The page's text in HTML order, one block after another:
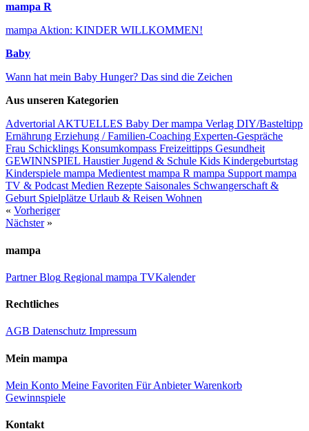
mampa R
mampa Aktion: KINDER WILLKOMMEN!
Baby
Wann hat mein Baby Hunger? Das sind die Zeichen
Aus unseren Kategorien
Advertorial AKTUELLES Baby Der mampa Verlag DIY/Basteltipp
Ernährung Erziehung / Familien-Coaching Experten-Gespräche
Frau Schicklings Konsumkompass Freizeittipps Gesundheit
GEWINNSPIEL HaustierJugend & Schule Kids Kindergeburtstag
Kinderspiele mampa Medientest mampa R mampa Support mampa
TV & Podcast Medien Rezepte Saisonales Schwangerschaft &
Geburt Spielplätze Urlaub & Reisen Wohnen
« Vorheriger
Nächster»
mampa
PartnerBlog Regional mampa TVKalender
Rechtliches
AGB Datenschutz Impressum
Mein mampa
Mein Konto Meine Favoriten Für AnbieterWarenkorb
Gewinnspiele
Kontakt